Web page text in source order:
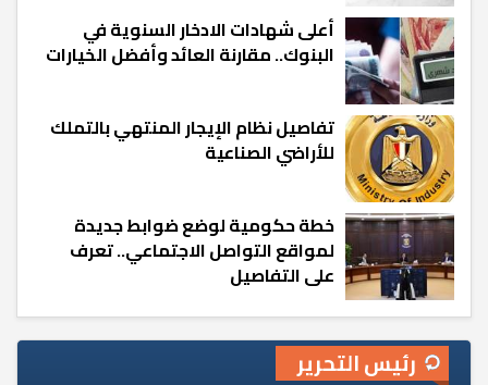
أعلى شهادات الادخار السنوية في
البنوك.. مقارنة العائد وأفضل الخيارات
تفاصيل نظام الإيجار المنتهي بالتملك
للأراضي الصناعية
خطة حكومية لوضع ضوابط جديدة
لمواقع التواصل الاجتماعي.. تعرف
على التفاصيل
رئيس التحرير